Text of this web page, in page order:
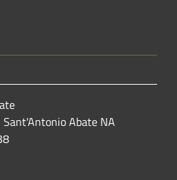
Abate NA